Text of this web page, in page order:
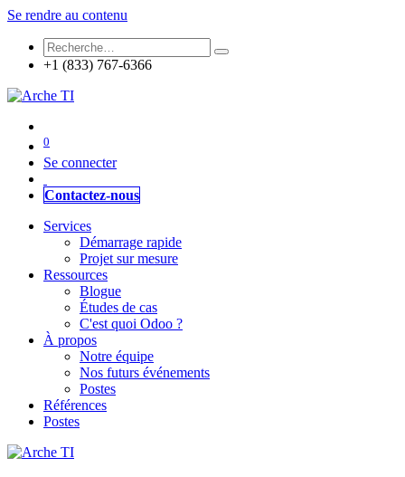
Se rendre au contenu
+1 (833) 767-6366
0
Se connecter
Contactez-nous
Services
Démarrage rapide
Projet sur mesure
Ressources
Blogue
Études de cas
C'est quoi Odoo ?
À propos
Notre équipe
Nos futurs événements
Postes
Références
Postes